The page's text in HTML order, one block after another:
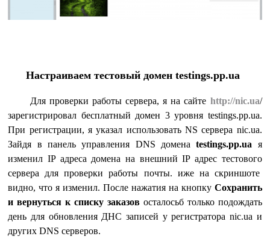
Настраиваем тестовый домен testings.pp.ua
Для проверки работы сервера, я на сайте http://nic.ua/
зарегистрировал бесплатный домен 3 уровня testings.pp.ua.
При регистрации, я указал использовать NS сервера nic.ua.
Зайдя в панель управления DNS доменаtestings.pp.ua я
изменил IP адреса домена на внешний IP адрес тестового
сервера для проверки работы почты. иже на скриншоте
видно, что я изменил. После нажатия на кнопку Сохранить
и вернуться к списку заказовосталосьб только подождать
день для обновления ДНС записей у регистратора nic.ua и
других DNS серверов.